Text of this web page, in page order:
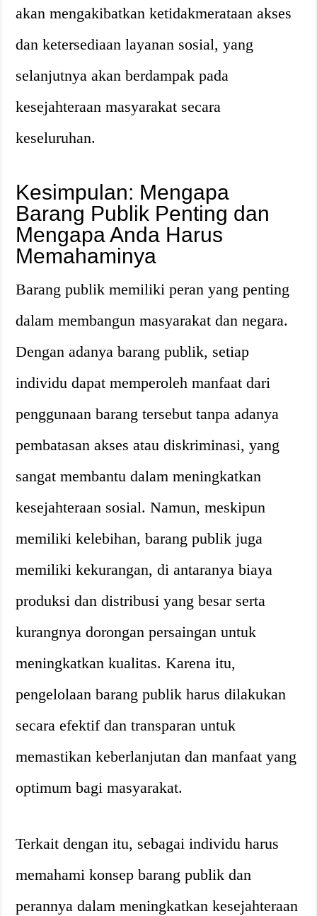
akan mengakibatkan ketidakmerataan akses
dan ketersediaan layanan sosial, yang
selanjutnya akan berdampak pada
kesejahteraan masyarakat secara
keseluruhan.
Kesimpulan: Mengapa
Barang Publik Penting dan
Mengapa Anda Harus
Memahaminya
Barang publik memiliki peran yang penting
dalam membangun masyarakat dan negara.
Dengan adanya barang publik, setiap
individu dapat memperoleh manfaat dari
penggunaan barang tersebut tanpa adanya
pembatasan akses atau diskriminasi, yang
sangat membantu dalam meningkatkan
kesejahteraan sosial. Namun, meskipun
memiliki kelebihan, barang publik juga
memiliki kekurangan, di antaranya biaya
produksi dan distribusi yang besar serta
kurangnya dorongan persaingan untuk
meningkatkan kualitas. Karena itu,
pengelolaan barang publik harus dilakukan
secara efektif dan transparan untuk
memastikan keberlanjutan dan manfaat yang
optimum bagi masyarakat.
Terkait dengan itu, sebagai individu harus
memahami konsep barang publik dan
perannya dalam meningkatkan kesejahteraan